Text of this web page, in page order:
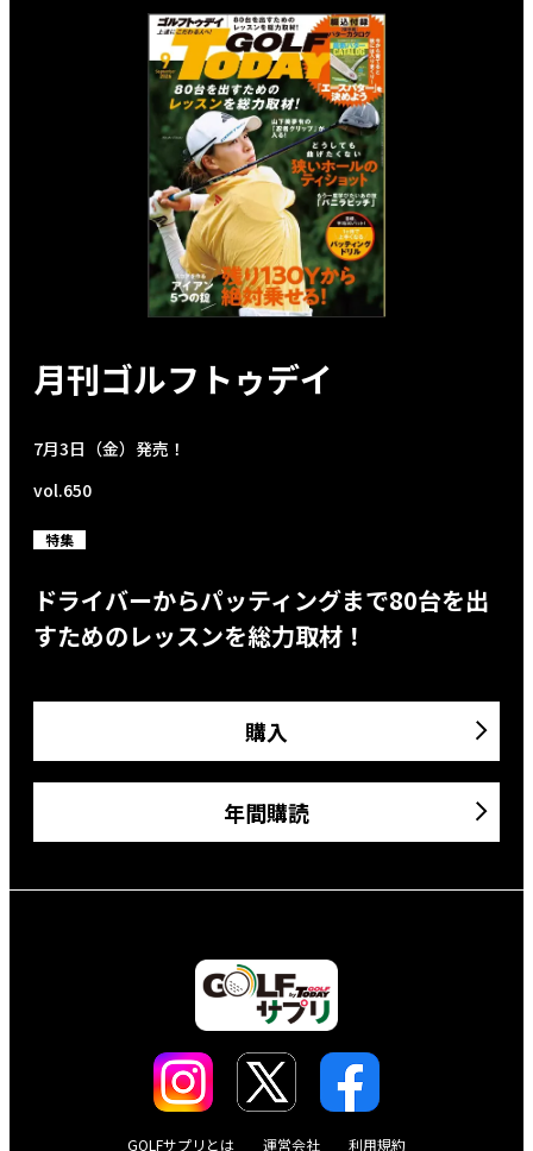
月刊ゴルフトゥデイ
7月3日（金）発売！
vol.650
特集
ドライバーからパッティングまで80台を出
すためのレッスンを総力取材！
購入
年間購読
GOLFサプリとは 運営会社 利用規約